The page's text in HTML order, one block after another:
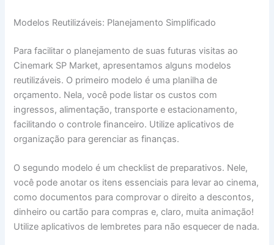
Modelos Reutilizáveis: Planejamento Simplificado
Para facilitar o planejamento de suas futuras visitas ao
Cinemark SP Market, apresentamos alguns modelos
reutilizáveis. O primeiro modelo é uma planilha de
orçamento. Nela, você pode listar os custos com
ingressos, alimentação, transporte e estacionamento,
facilitando o controle financeiro. Utilize aplicativos de
organização para gerenciar as finanças.
O segundo modelo é um checklist de preparativos. Nele,
você pode anotar os itens essenciais para levar ao cinema,
como documentos para comprovar o direito a descontos,
dinheiro ou cartão para compras e, claro, muita animação!
Utilize aplicativos de lembretes para não esquecer de nada.